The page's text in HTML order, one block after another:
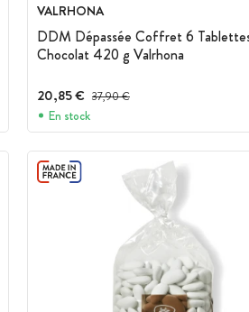
VALRHONA
DDM Dépassée Coffret 6
Chocolat 420 g Valrhona
20,85 € Prix avant réduction :
37,90 €
En stock